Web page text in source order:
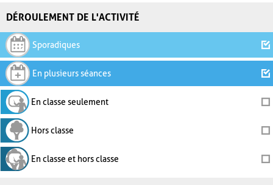
DÉROULEMENT DE L'ACTIVITÉ
Sporadiques
En plusieurs séances
En classe seulement
Hors classe
En classe et hors classe